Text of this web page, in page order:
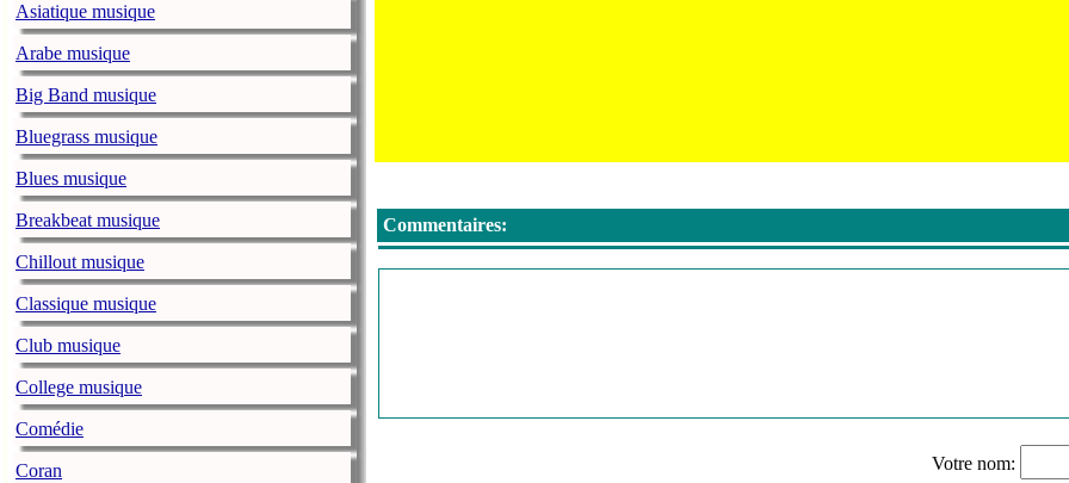
Asiatique musique
Arabe musique
Big Band musique
Bluegrass musique
Blues musique
Breakbeat musique
Chillout musique
Classique musique
Club musique
College musique
Comédie
Coran
Commentaires:
Votre nom: